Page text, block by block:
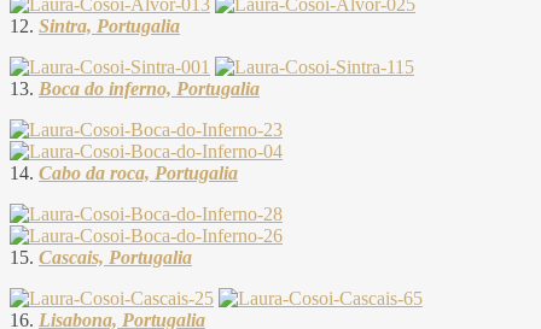
12. Sintra, Portugalia
13. Boca do inferno, Portugalia
14. Cabo da roca, Portugalia
15. Cascais, Portugalia
16. Lisabona, Portugalia